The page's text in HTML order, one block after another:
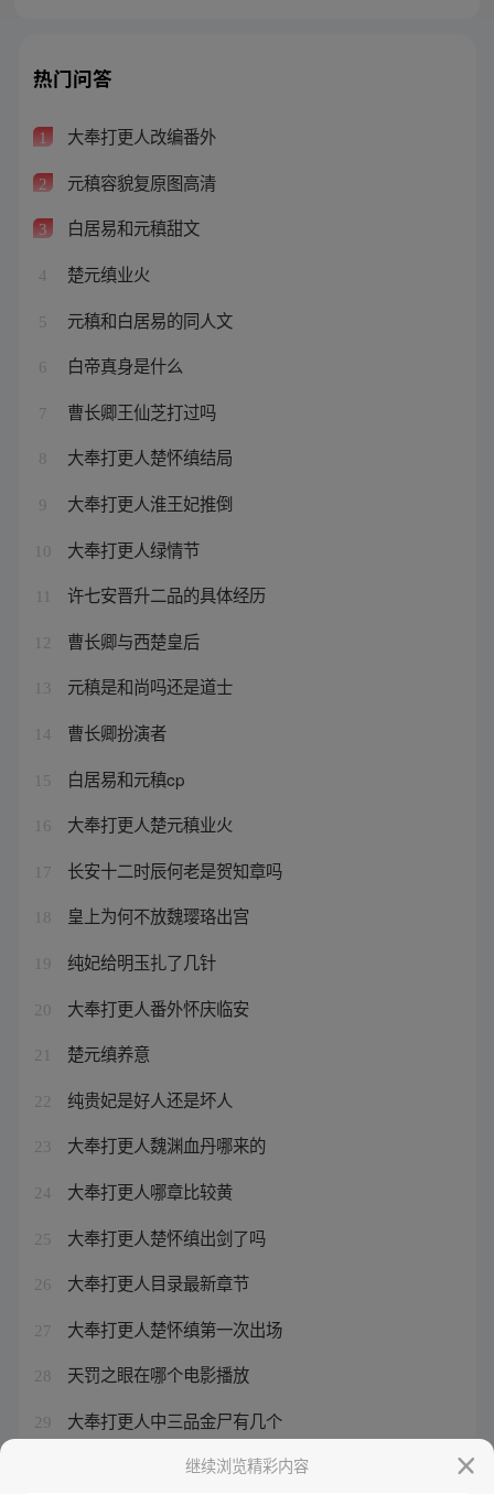
热门问答
1 大奉打更人改编番外
2 元稹容貌复原图高清
3 白居易和元稹甜文
4 楚元缜业火
5 元稹和白居易的同人文
6 白帝真身是什么
7 曹长卿王仙芝打过吗
8 大奉打更人楚怀缜结局
9 大奉打更人淮王妃推倒
10 大奉打更人绿情节
许七安晋升二品的具体经历
12 曹长卿与西楚皇后
13 元稹是和尚吗还是道士
14 曹长卿扮演者
15 白居易和元稹cp
16 大奉打更人楚元稹业火
17 长安十二时辰何老是贺知章吗
18 皇上为何不放魏璎珞出宫
19 纯妃给明玉扎了几针
20 大奉打更人番外怀庆临安
21 楚元缜养意
22 纯贵妃是好人还是坏人
23 大奉打更人魏渊血丹哪来的
24 大奉打更人哪章比较黄
25 大奉打更人楚怀缜出剑了吗
26 大奉打更人目录最新章节
27 大奉打更人楚怀缜第一次出场
28 天罚之眼在哪个电影播放
29 大奉打更人中三品金尸有几个
继续浏览精彩内容